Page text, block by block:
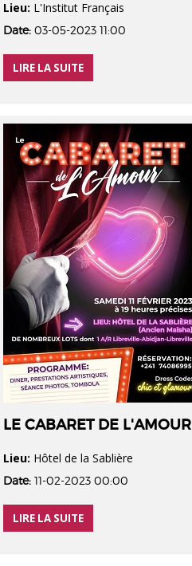
Lieu: L'Institut Français
Date: 03-05-2023 11:00
LIRE LA SUITE
LE CABARET DE L'AMOUR
Lieu: Hôtel de la Sablière
Date: 11-02-2023 00:00
LIRE LA SUITE